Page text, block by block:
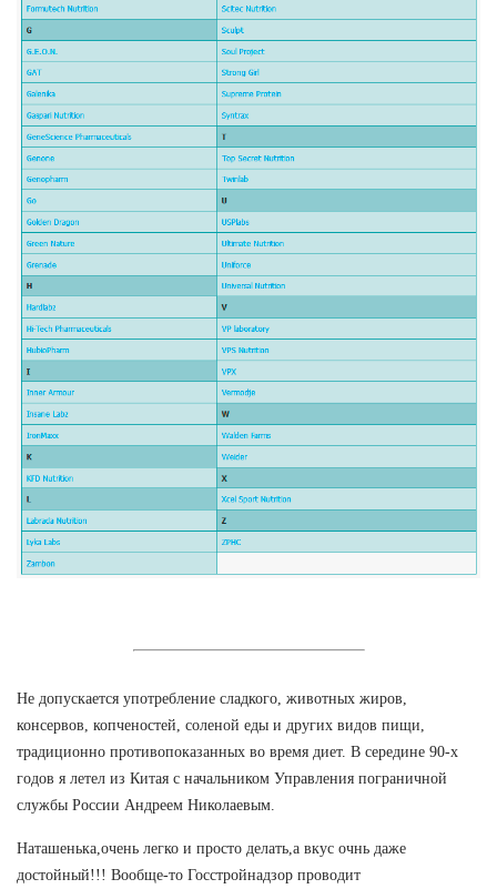
Не допускается употребление сладкого, животных жиров,
консервов, копченостей, соленой еды и других видов пищи,
традиционно противопоказанных во время диет. В середине 90-х
годов я летел из Китая с начальником Управления пограничной
службы России Андреем Николаевым.
Наташенька,очень легко и просто делать,а вкус очнь даже
достойный!!! Вообще-то Госстройнадзор проводит